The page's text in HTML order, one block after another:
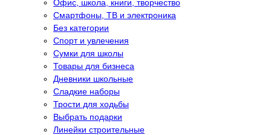
Офис, школа, книги, творчество
Смартфоны, ТВ и электроника
Без категории
Спорт и увлечения
Сумки для школы
Товары для бизнеса
Дневники школьные
Сладкие наборы
Трости для ходьбы
Выбрать подарки
Линейки строительные